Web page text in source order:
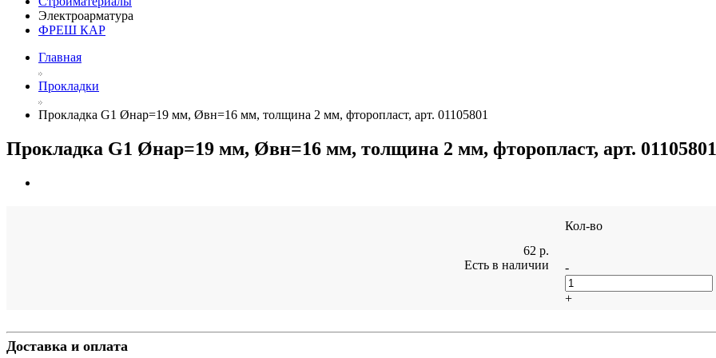
Электроарматура
ФРЕШ КАР
Главная
Прокладки
Прокладка G1 Øнар=19 мм, Øвн=16 мм, толщина 2 мм, фторопласт, арт. 01105801
Прокладка G1 Øнар=19 мм, Øвн=16 мм, толщина 2 мм, фторопласт, арт. 01105801
62 р.
Есть в наличии
Кол-во
-
+
Доставка и оплата